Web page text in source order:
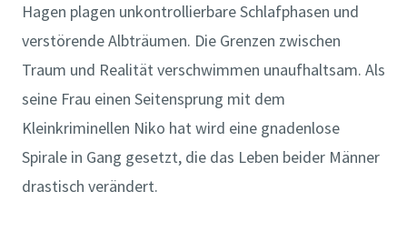
Hagen plagen unkontrollierbare Schlafphasen und
verstörende Albträumen. Die Grenzen zwischen
Traum und Realität verschwimmen unaufhaltsam. Als
seine Frau einen Seitensprung mit dem
Kleinkriminellen Niko hat wird eine gnadenlose
Spirale in Gang gesetzt, die das Leben beider Männer
drastisch verändert.